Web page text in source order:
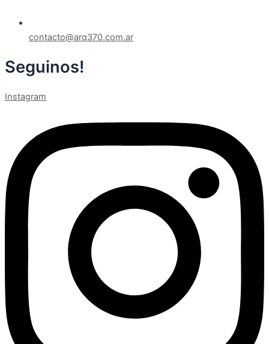
contacto@arq370.com.ar
Seguinos!
Instagram